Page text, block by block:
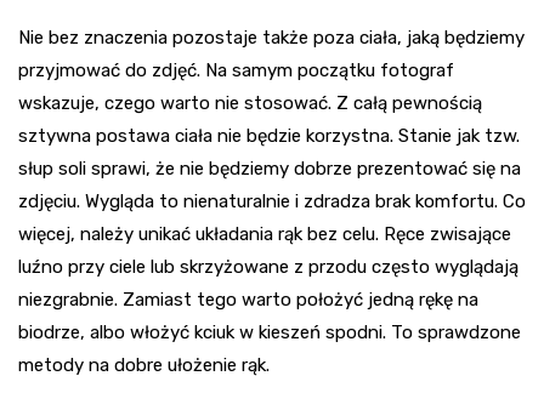
Nie bez znaczenia pozostaje także poza ciała, jaką będziemy
przyjmować do zdjęć. Na samym początku fotograf
wskazuje, czego warto nie stosować. Z całą pewnością
sztywna postawa ciała nie będzie korzystna. Stanie jak tzw.
słup soli sprawi, że nie będziemy dobrze prezentować się na
zdjęciu. Wygląda to nienaturalnie i zdradza brak komfortu. Co
więcej, należy unikać układania rąk bez celu. Ręce zwisające
luźno przy ciele lub skrzyżowane z przodu często wyglądają
niezgrabnie. Zamiast tego warto położyć jedną rękę na
biodrze, albo włożyć kciuk w kieszeń spodni. To sprawdzone
metody na dobre ułożenie rąk.